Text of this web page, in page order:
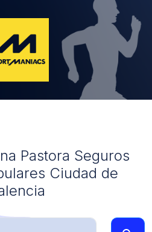
Pastora Seguros
Ciudad de